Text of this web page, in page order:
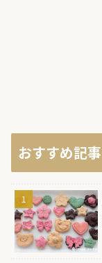
おすすめ記事